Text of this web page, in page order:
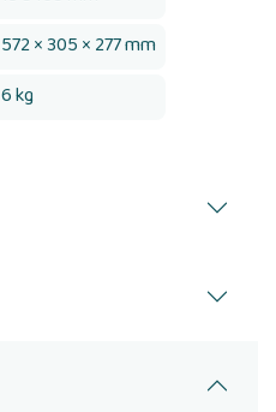
572 × 305 × 277 mm
6 kg